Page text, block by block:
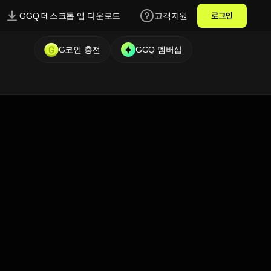
GGQ 데스크톱 앱 다운로드 고객지원 로그인
G코인 충전 GGQ 멤버십